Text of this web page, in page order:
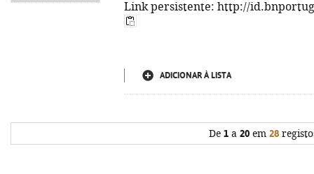
Link persistente: http://
ADICIONAR À LISTA
De 1a 20em 28